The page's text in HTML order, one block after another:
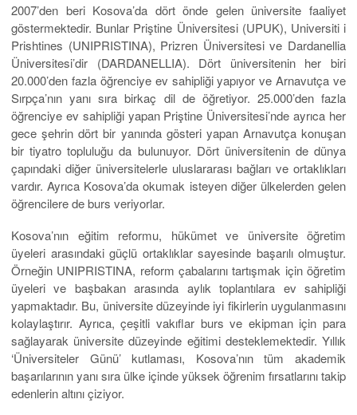
2007’den beri Kosova’da dört önde gelen üniversite faaliyet
göstermektedir. Bunlar Priştine Üniversitesi (UPUK), Universiti i
Prishtines (UNIPRISTINA), Prizren Üniversitesi ve Dardanellia
Üniversitesi’dir (DARDANELLIA). Dört üniversitenin her biri
20.000’den fazla öğrenciye ev sahipliği yapıyor ve Arnavutça ve
Sırpça’nın yanı sıra birkaç dil de öğretiyor. 25.000’den fazla
öğrenciye ev sahipliği yapan Priştine Üniversitesi’nde ayrıca her
gece şehrin dört bir yanında gösteri yapan Arnavutça konuşan
bir tiyatro topluluğu da bulunuyor. Dört üniversitenin de dünya
çapındaki diğer üniversitelerle uluslararası bağları ve ortaklıkları
vardır. Ayrıca Kosova’da okumak isteyen diğer ülkelerden gelen
öğrencilere de burs veriyorlar.
Kosova’nın eğitim reformu, hükümet ve üniversite öğretim
üyeleri arasındaki güçlü ortaklıklar sayesinde başarılı olmuştur.
Örneğin UNIPRISTINA, reform çabalarını tartışmak için öğretim
üyeleri ve başbakan arasında aylık toplantılara ev sahipliği
yapmaktadır. Bu, üniversite düzeyinde iyi fikirlerin uygulanmasını
kolaylaştırır. Ayrıca, çeşitli vakıflar burs ve ekipman için para
sağlayarak üniversite düzeyinde eğitimi desteklemektedir. Yıllık
‘Üniversiteler Günü’ kutlaması, Kosova’nın tüm akademik
başarılarının yanı sıra ülke içinde yüksek öğrenim fırsatlarını takip
edenlerin altını çiziyor.